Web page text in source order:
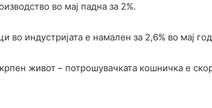
во мај падна за 2%.
во индустријата е намален за 2,6% во мај
живот – потрошувачката кошничка е